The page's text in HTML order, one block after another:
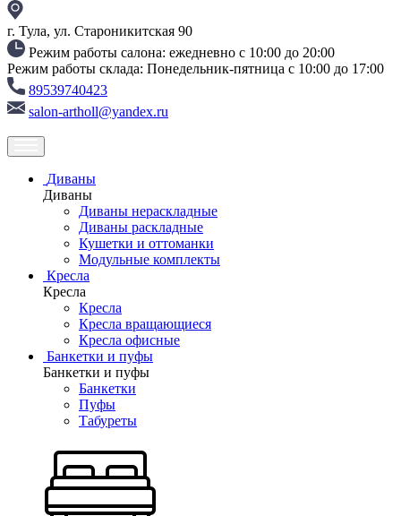
г. Тула, ул. Староникитская 90
Режим работы салона: ежедневно с 10:00 до 20:00
Режим работы склада: Понедельник-пятница с 10:00 до 17:00
89539740423
salon-artholl@yandex.ru
Диваны
Диваны
Диваны нераскладные
Диваны раскладные
Кушетки и оттоманки
Модульные комплекты
Кресла
Кресла
Кресла
Кресла вращающиеся
Кресла офисные
Банкетки и пуфы
Банкетки и пуфы
Банкетки
Пуфы
Табуреты